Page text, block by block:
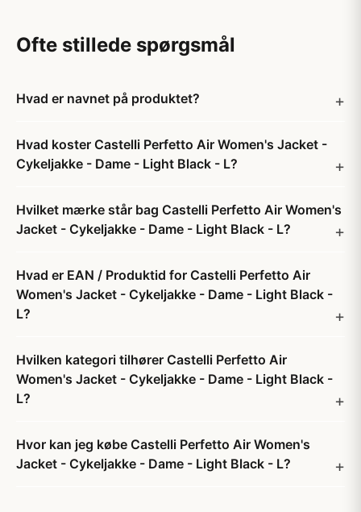
Ofte stillede spørgsmål
Hvad er navnet på produktet?
Hvad koster Castelli Perfetto Air Women's Jacket -
Cykeljakke - Dame - Light Black - L?
Hvilket mærke står bag Castelli Perfetto Air Women's
Jacket - Cykeljakke - Dame - Light Black - L?
Hvad er EAN / Produktid for Castelli Perfetto Air
Women's Jacket - Cykeljakke - Dame - Light Black -
L?
Hvilken kategori tilhører Castelli Perfetto Air
Women's Jacket - Cykeljakke - Dame - Light Black -
L?
Hvor kan jeg købe Castelli Perfetto Air Women's
Jacket - Cykeljakke - Dame - Light Black - L?